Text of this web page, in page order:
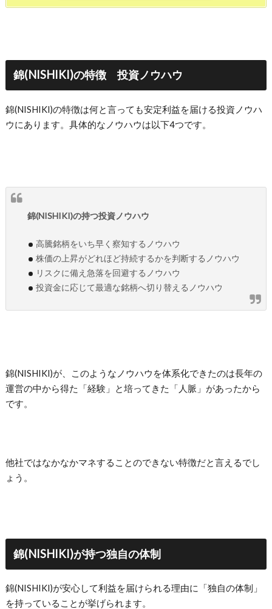
錦(NISHIKI)の特徴 投資ノウハウ
錦(NISHIKI)の特徴は何と言っても安定利益を届ける投資ノウハ
ウにあります。具体的なノウハウは以下4つです。
錦(NISHIKI)の持つ投資ノウハウ
高騰銘柄をいち早く察知するノウハウ
株価の上昇がどれほど持続するかを判断するノウハウ
リスクに備え急落を回避するノウハウ
投資金に応じて最適な銘柄へ切り替えるノウハウ
錦(NISHIKI)が、このようなノウハウを体系化できたのは長年の
運営の中から得た「経験」と培ってきた「人脈」があったから
です。
他社ではなかなかマネすることのできない特徴だと言えるでし
ょう。
錦(NISHIKI)が持つ独自の体制
錦(NISHIKI)が安心して利益を届けられる理由に「独自の体制」
を持っていることが挙げられます。